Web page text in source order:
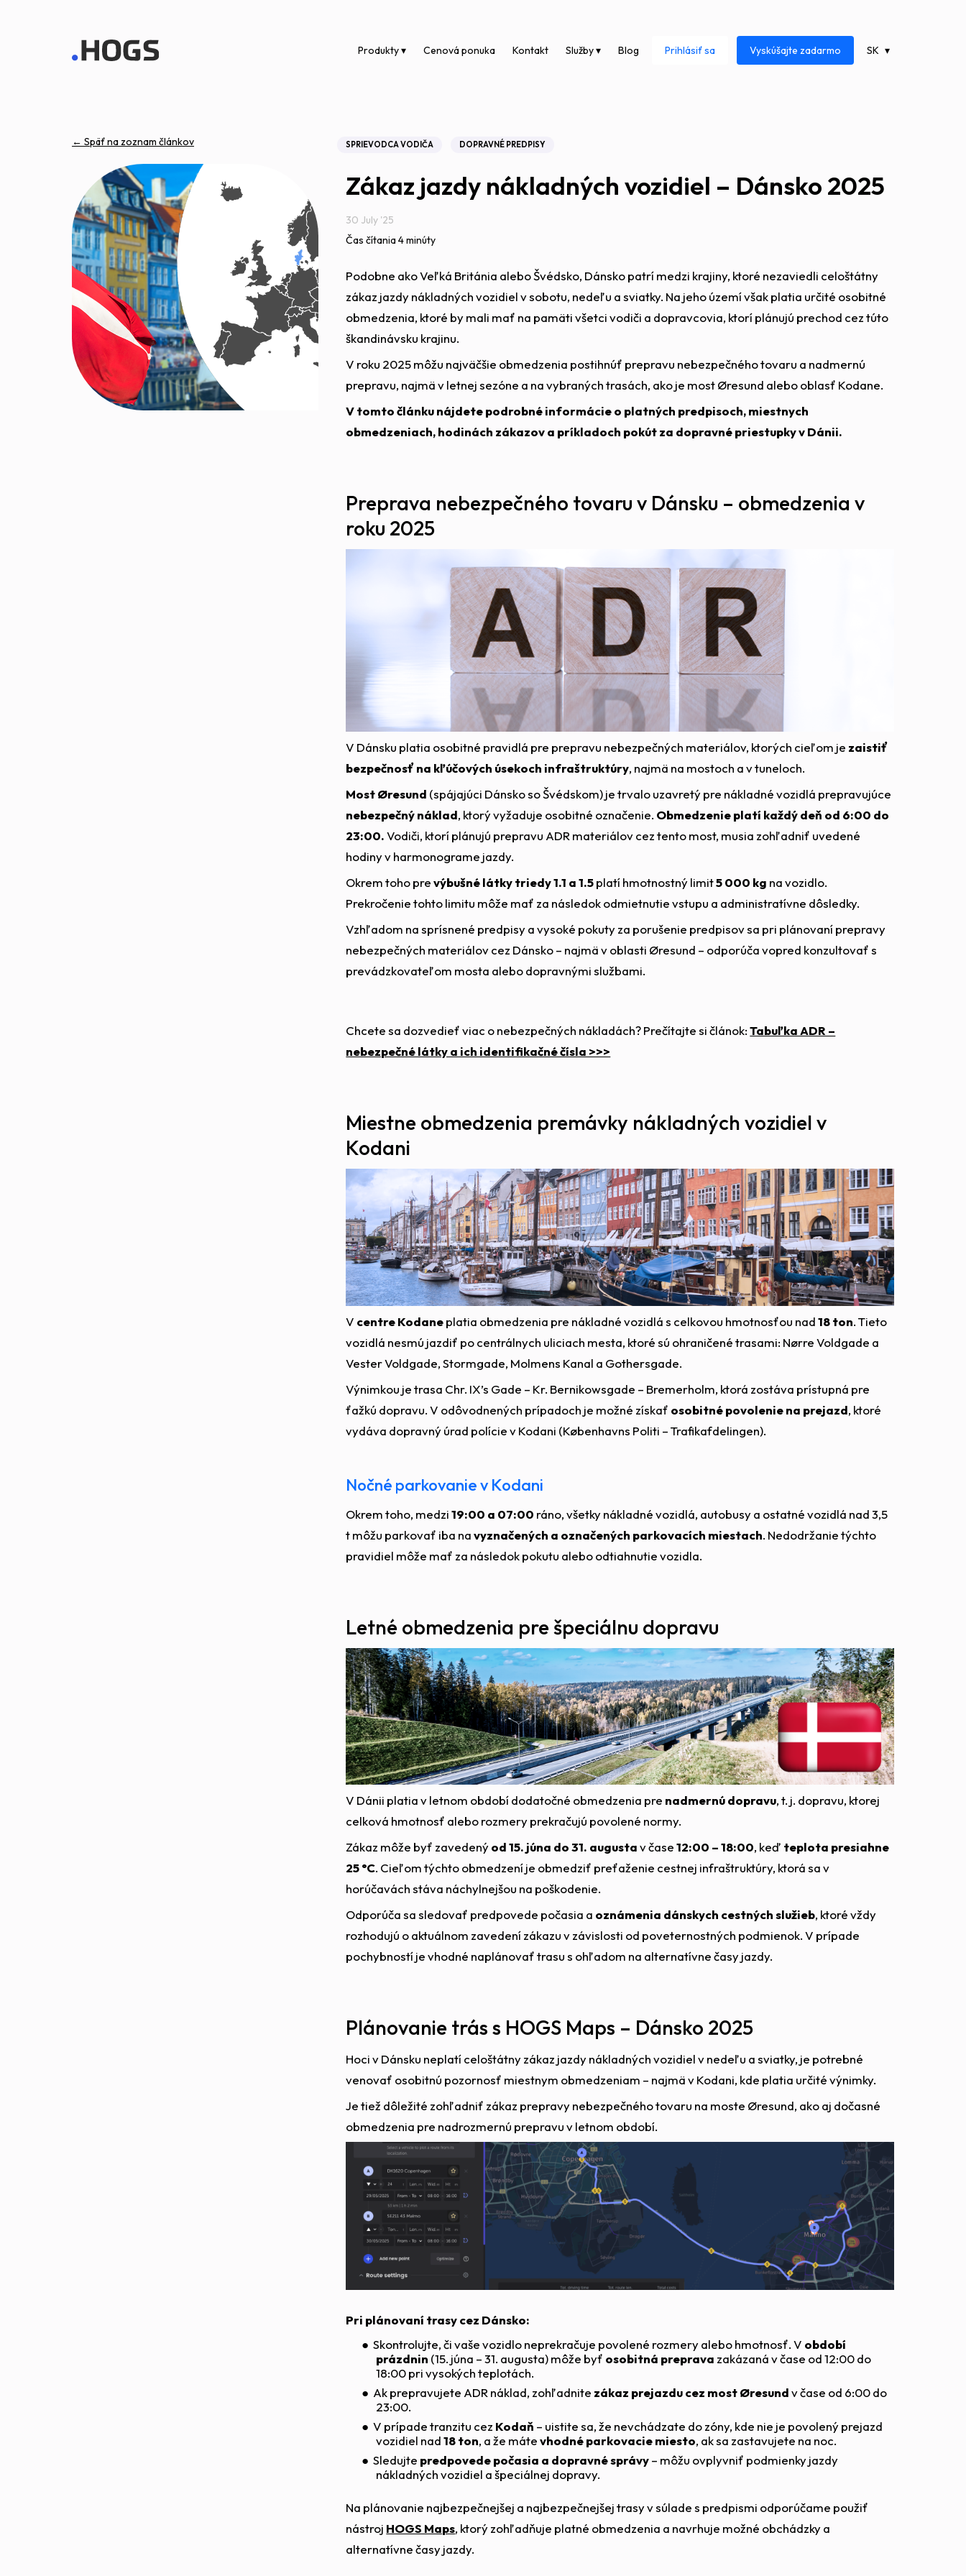
Produkty ▾ Cenová ponuka Kontakt Služby ▾ Blog Prihlásiť sa Vyskúšajte zadarmo SK
← Späť na zoznam článkov SPRIEVODCA VODIČA DOPRAVNÉ PREDPISY
Zákaz jazdy nákladných vozidiel – Dánsko 2025
30 July '25
Čas čítania 4 minúty
Podobne ako Veľká Británia alebo Švédsko, Dánsko patrí medzi krajiny, ktoré nezaviedli celoštátny
zákaz jazdy nákladných vozidiel v sobotu, nedeľu a sviatky. Na jeho území však platia určité osobitné
obmedzenia, ktoré by mali mať na pamäti všetci vodiči a dopravcovia, ktorí plánujú prechod cez túto
škandinávsku krajinu.
V roku 2025 môžu najväčšie obmedzenia postihnúť prepravu nebezpečného tovaru a nadmernú
prepravu, najmä v letnej sezóne a na vybraných trasách, ako je most Øresund alebo oblasť Kodane.
V tomto článku nájdete podrobné informácie o platných predpisoch, miestnych
obmedzeniach, hodinách zákazov a príkladoch pokút za dopravné priestupky v Dánii.
Preprava nebezpečného tovaru v Dánsku – obmedzenia v
roku 2025
V Dánsku platia osobitné pravidlá pre prepravu nebezpečných materiálov, ktorých cieľom je zaistiť
bezpečnosť na kľúčových úsekoch infraštruktúry, najmä na mostoch a v tuneloch.
Most Øresund (spájajúci Dánsko so Švédskom) je trvalo uzavretý pre nákladné vozidlá prepravujúce
nebezpečný náklad, ktorý vyžaduje osobitné označenie. Obmedzenie platí každý deň od 6:00 do
23:00.Vodiči, ktorí plánujú prepravu ADR materiálov cez tento most, musia zohľadniť uvedené
hodiny v harmonograme jazdy.
Okrem toho prevýbušné látky triedy 1.1 a 1.5platí hmotnostný limit5 000 kg na vozidlo.
Prekročenie tohto limitu môže mať za následok odmietnutie vstupu a administratívne dôsledky.
Vzhľadom na sprísnené predpisy a vysoké pokuty za porušenie predpisov sa pri plánovaní prepravy
nebezpečných materiálov cez Dánsko – najmä v oblasti Øresund – odporúča vopred konzultovať s
prevádzkovateľom mosta alebo dopravnými službami.
Chcete sa dozvedieť viac o nebezpečných nákladách? Prečítajte si článok:Tabuľka ADR –
nebezpečné látky a ich identifikačné čísla >>>
Miestne obmedzenia premávky nákladných vozidiel v
Kodani
V centre Kodaneplatia obmedzenia pre nákladné vozidlá s celkovou hmotnosťou nad18 ton. Tieto
vozidlá nesmú jazdiť po centrálnych uliciach mesta, ktoré sú ohraničené trasami: Nørre Voldgade a
Vester Voldgade, Stormgade, Molmens Kanal a Gothersgade.
Výnimkou je trasa Chr. IX’s Gade – Kr. Bernikowsgade – Bremerholm, ktorá zostáva prístupná pre
ťažkú dopravu. V odôvodnených prípadoch je možné získať osobitné povolenie na prejazd, ktoré
vydáva dopravný úrad polície v Kodani (Københavns Politi – Trafikafdelingen).
Nočné parkovanie v Kodani
Okrem toho, medzi19:00 a 07:00 ráno, všetky nákladné vozidlá, autobusy a ostatné vozidlá nad 3,5
t môžu parkovať iba navyznačených a označených parkovacích miestach. Nedodržanie týchto
pravidiel môže mať za následok pokutu alebo odtiahnutie vozidla.
Letné obmedzenia pre špeciálnu dopravu
V Dánii platia v letnom období dodatočné obmedzenia pre nadmernú dopravu, t. j. dopravu, ktorej
celková hmotnosť alebo rozmery prekračujú povolené normy.
Zákaz môže byť zavedenýod 15. júna do 31. augustav čase12:00 – 18:00, keď teplota presiahne
25 °C. Cieľom týchto obmedzení je obmedziť preťaženie cestnej infraštruktúry, ktorá sa v
horúčavách stáva náchylnejšou na poškodenie.
Odporúča sa sledovať predpovede počasia a oznámenia dánskych cestných služieb, ktoré vždy
rozhodujú o aktuálnom zavedení zákazu v závislosti od poveternostných podmienok. V prípade
pochybností je vhodné naplánovať trasu s ohľadom na alternatívne časy jazdy.
Plánovanie trás s HOGS Maps – Dánsko 2025
Hoci v Dánsku neplatí celoštátny zákaz jazdy nákladných vozidiel v nedeľu a sviatky, je potrebné
venovať osobitnú pozornosť miestnym obmedzeniam – najmä v Kodani, kde platia určité výnimky.
Je tiež dôležité zohľadniť zákaz prepravy nebezpečného tovaru na moste Øresund, ako aj dočasné
obmedzenia pre nadrozmernú prepravu v letnom období.
Pri plánovaní trasy cez Dánsko:
Skontrolujte, či vaše vozidlo neprekračuje povolené rozmery alebo hmotnosť. V období
prázdnin (15. júna – 31. augusta) môže byť osobitná preprava zakázaná v čase od 12:00 do
18:00 pri vysokých teplotách.
Ak prepravujete ADR náklad, zohľadnite zákaz prejazdu cez most Øresundv čase od 6:00 do
23:00.
V prípade tranzitu cez Kodaň – uistite sa, že nevchádzate do zóny, kde nie je povolený prejazd
vozidiel nad18 ton, a že mátevhodné parkovacie miesto, ak sa zastavujete na noc.
Sledujte predpovede počasia a dopravné správy– môžu ovplyvniť podmienky jazdy
nákladných vozidiel a špeciálnej dopravy.
Na plánovanie najbezpečnejšej a najbezpečnejšej trasy v súlade s predpismi odporúčame použiť
nástroj HOGS Maps, ktorý zohľadňuje platné obmedzenia a navrhuje možné obchádzky a
alternatívne časy jazdy.